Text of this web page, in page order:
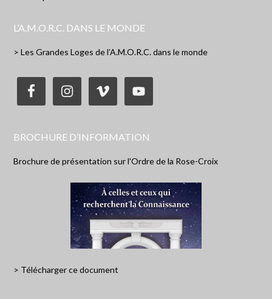
L’A.M.O.R.C. DANS LE MONDE
> Les Grandes Loges de l’A.M.O.R.C. dans le monde
BROCHURE D’INFORMATION
Brochure de présentation sur l'Ordre de la Rose-Croix
> Télécharger ce document